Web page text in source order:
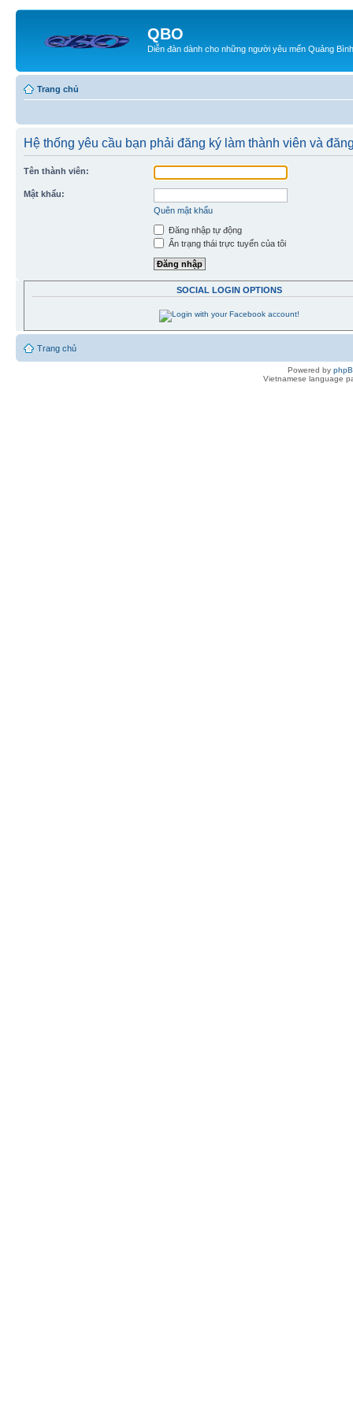
QBO
Diễn đàn dành cho những người yêu mến Quảng Bình
Trang chủ
Hệ thống yêu cầu bạn phải đăng ký làm thành viên và
Tên thành viên:
Mật khẩu:
Quên mật khẩu
Đăng nhập tự động
Ẩn trạng thái trực tuyến của tôi
SOCIAL LOGIN OPTIONS
Trang chủ
Powered by
Vietnamese language